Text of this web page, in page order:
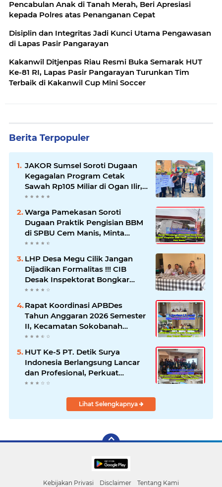
Pencabulan Anak di Tanah Merah, Beri Apresiasi
kepada Polres atas Penanganan Cepat
Disiplin dan Integritas Jadi Kunci Utama Pengawasan
di Lapas Pasir Pangarayan
Kakanwil Ditjenpas Riau Resmi Buka Semarak HUT
Ke-81 RI, Lapas Pasir Pangarayan Turunkan Tim
Terbaik di Kakanwil Cup Mini Soccer
Berita Terpopuler
JAKOR Sumsel Soroti Dugaan
Kegagalan Program Cetak
Sawah Rp105 Miliar di Ogan Ilir,
Desak Kadis Pertanian Mundur
Warga Pamekasan Soroti
Dugaan Praktik Pengisian BBM
di SPBU Cem Manis, Minta
Klarifikasi dan Pengawasan
LHP Desa Megu Cilik Jangan
Dijadikan Formalitas !!! CIB
Desak Inspektorat Bongkar
Seluruh Fakta dan Hentikan
Dugaan Permainan Oknum
Rapat Koordinasi APBDes
Tahun Anggaran 2026 Semester
II, Kecamatan Sokobanah
Libatkan 12 Desa
HUT Ke-5 PT. Detik Surya
Indonesia Berlangsung Lancar
dan Profesional, Perkuat
Kompetensi Wartawan
Lihat Selengkapnya
Kebijakan Privasi Disclaimer Tentang Kami